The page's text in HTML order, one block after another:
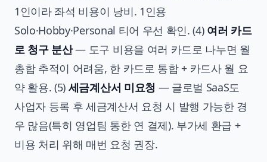
1인이라 좌석 비용이 낭비. 1인용
Solo·Hobby·Personal 티어 우선 확인. (4) 여러 카드
로 청구 분산— 도구 비용을 여러 카드로 나누면 월
총합 추적이 어려움, 한 카드로 통합 + 카드사 월 요
약 활용. (5) 세금계산서 미요청 — 글로벌 SaaS도
사업자 등록 후 세금계산서 요청 시 발행 가능한 경
우 많음(특히 영업팀 통한 연 결제). 부가세 환급 +
비용 처리 위해 매번 요청 권장.